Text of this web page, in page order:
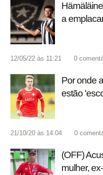
a
12/05/22 às 11:21 0
Por onde
estão
21/10/20 às 14:04 0
(OFF)
mulher,